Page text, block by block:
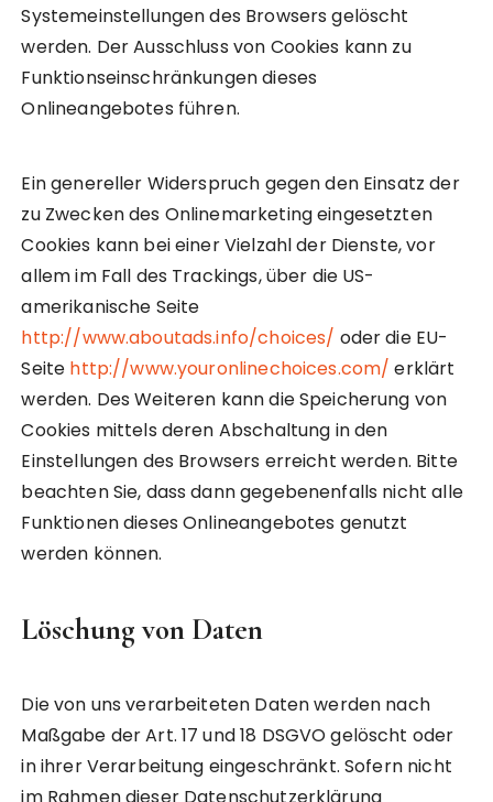
Systemeinstellungen des Browsers gelöscht
werden. Der Ausschluss von Cookies kann zu
Funktionseinschränkungen dieses
Onlineangebotes führen.
Ein genereller Widerspruch gegen den Einsatz der
zu Zwecken des Onlinemarketing eingesetzten
Cookies kann bei einer Vielzahl der Dienste, vor
allem im Fall des Trackings, über die US-
amerikanische Seite
http://www.aboutads.info/choices/ oder die EU-
Seite http://www.youronlinechoices.com/ erklärt
werden. Des Weiteren kann die Speicherung von
Cookies mittels deren Abschaltung in den
Einstellungen des Browsers erreicht werden. Bitte
beachten Sie, dass dann gegebenenfalls nicht alle
Funktionen dieses Onlineangebotes genutzt
werden können.
Löschung von Daten
Die von uns verarbeiteten Daten werden nach
Maßgabe der Art. 17 und 18 DSGVO gelöscht oder
in ihrer Verarbeitung eingeschränkt. Sofern nicht